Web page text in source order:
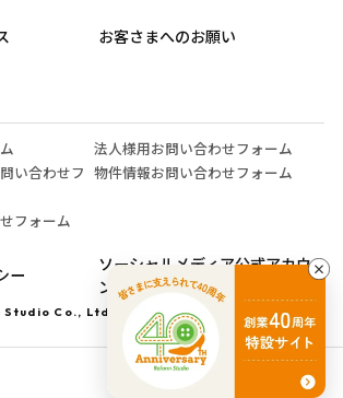
お客さまへのお願い
法人様用お問い合わせフォーム
い合わせフ 物件情報お問い合わせフォーム
フォーム
ー
ソーシャルメディア公式アカウ
ント運営ガイドライン
Co., Ltd. All Rights Reserved.